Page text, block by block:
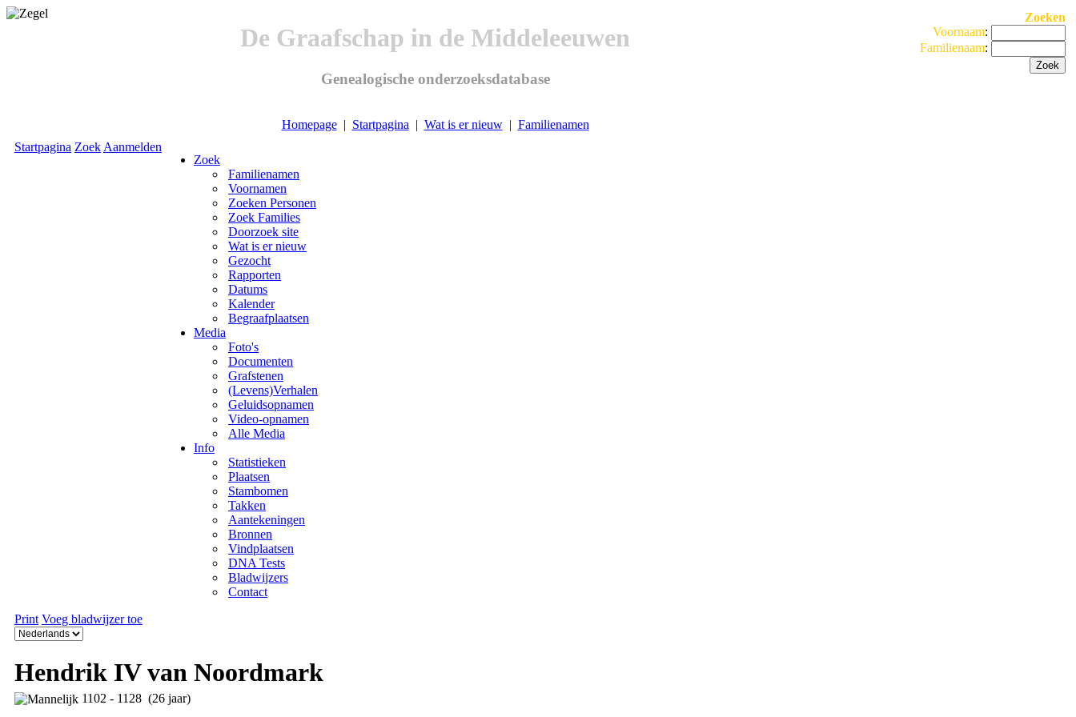
De Graafschap in de Middeleeuwen
Genealogische onderzoeksdatabase
Homepage| Startpagina | Wat is er nieuw| Familienamen
Zoeken
Voornaam:
Familienaam:
Startpagina Zoek Aanmelden
Zoek
Familienamen
Voornamen
Zoeken Personen
Zoek Families
Doorzoek site
Wat is er nieuw
Gezocht
Rapporten
Datums
Kalender
Begraafplaatsen
Media
Foto's
Documenten
Grafstenen
(Levens)Verhalen
Geluidsopnamen
Video-opnamen
Alle Media
Info
Statistieken
Plaatsen
Stambomen
Takken
Aantekeningen
Bronnen
Vindplaatsen
DNA Tests
Bladwijzers
Contact
Print Voeg bladwijzer toe
Hendrik IV van Noordmark
1102 - 1128 (26 jaar)